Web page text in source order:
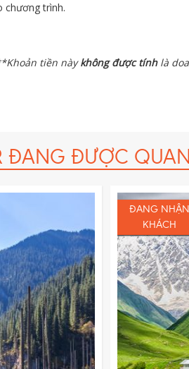
chương trình.
tiền nàykhông được tínhlà
ĐANG ĐƯỢC
ĐANG NHẬN
KHÁCH
Thời